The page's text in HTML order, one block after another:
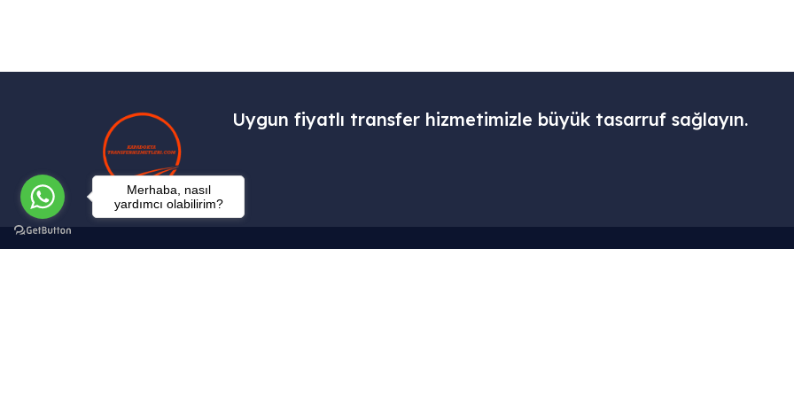
Uygun fiyatlı transfer hizmetimizle büyük tasarruf sağlayın.
Merhaba, nasıl
yardımcı olabilirim?